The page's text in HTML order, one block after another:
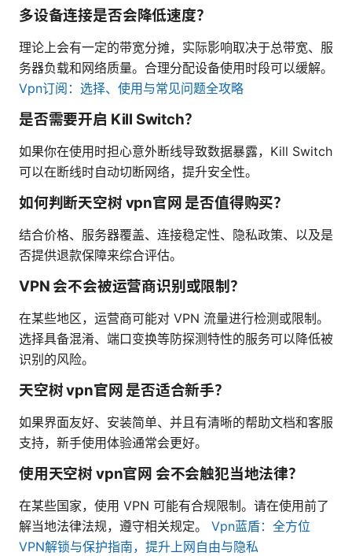
多设备连接是否会降低速度？
理论上会有一定的带宽分摊，实际影响取决于总带宽、服
务器负载和网络质量。合理分配设备使用时段可以缓解。
Vpn订阅：选择、使用与常见问题全攻略
是否需要开启 Kill Switch？
如果你在使用时担心意外断线导致数据暴露，Kill Switch
可以在断线时自动切断网络，提升安全性。
如何判断天空树 vpn官网 是否值得购买？
结合价格、服务器覆盖、连接稳定性、隐私政策、以及是
否提供退款保障来综合评估。
VPN 会不会被运营商识别或限制？
在某些地区，运营商可能对 VPN 流量进行检测或限制。
选择具备混淆、端口变换等防探测特性的服务可以降低被
识别的风险。
天空树 vpn官网 是否适合新手？
如果界面友好、安装简单、并且有清晰的帮助文档和客服
支持，新手使用体验通常会更好。
使用天空树 vpn官网 会不会触犯当地法律？
在某些国家，使用 VPN 可能有合规限制。请在使用前了
解当地法律法规，遵守相关规定。 Vpn蓝盾：全方位
VPN解锁与保护指南，提升上网自由与隐私